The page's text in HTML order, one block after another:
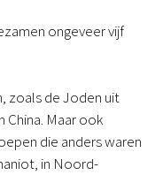
ongeveer vijf
zoals de Joden uit
China. Maar ook
die anders waren
in Noord-